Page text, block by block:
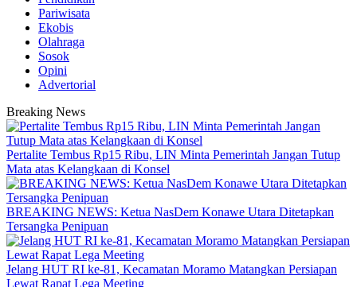
Pariwisata
Ekobis
Olahraga
Sosok
Opini
Advertorial
Breaking News
‎Pertalite Tembus Rp15 Ribu, LIN Minta Pemerintah Jangan Tutup
Mata atas Kelangkaan di Konsel
BREAKING NEWS: Ketua NasDem Konawe Utara Ditetapkan
Tersangka Penipuan
‎Jelang HUT RI ke-81, Kecamatan Moramo Matangkan Persiapan
Lewat Rapat Lega Meeting